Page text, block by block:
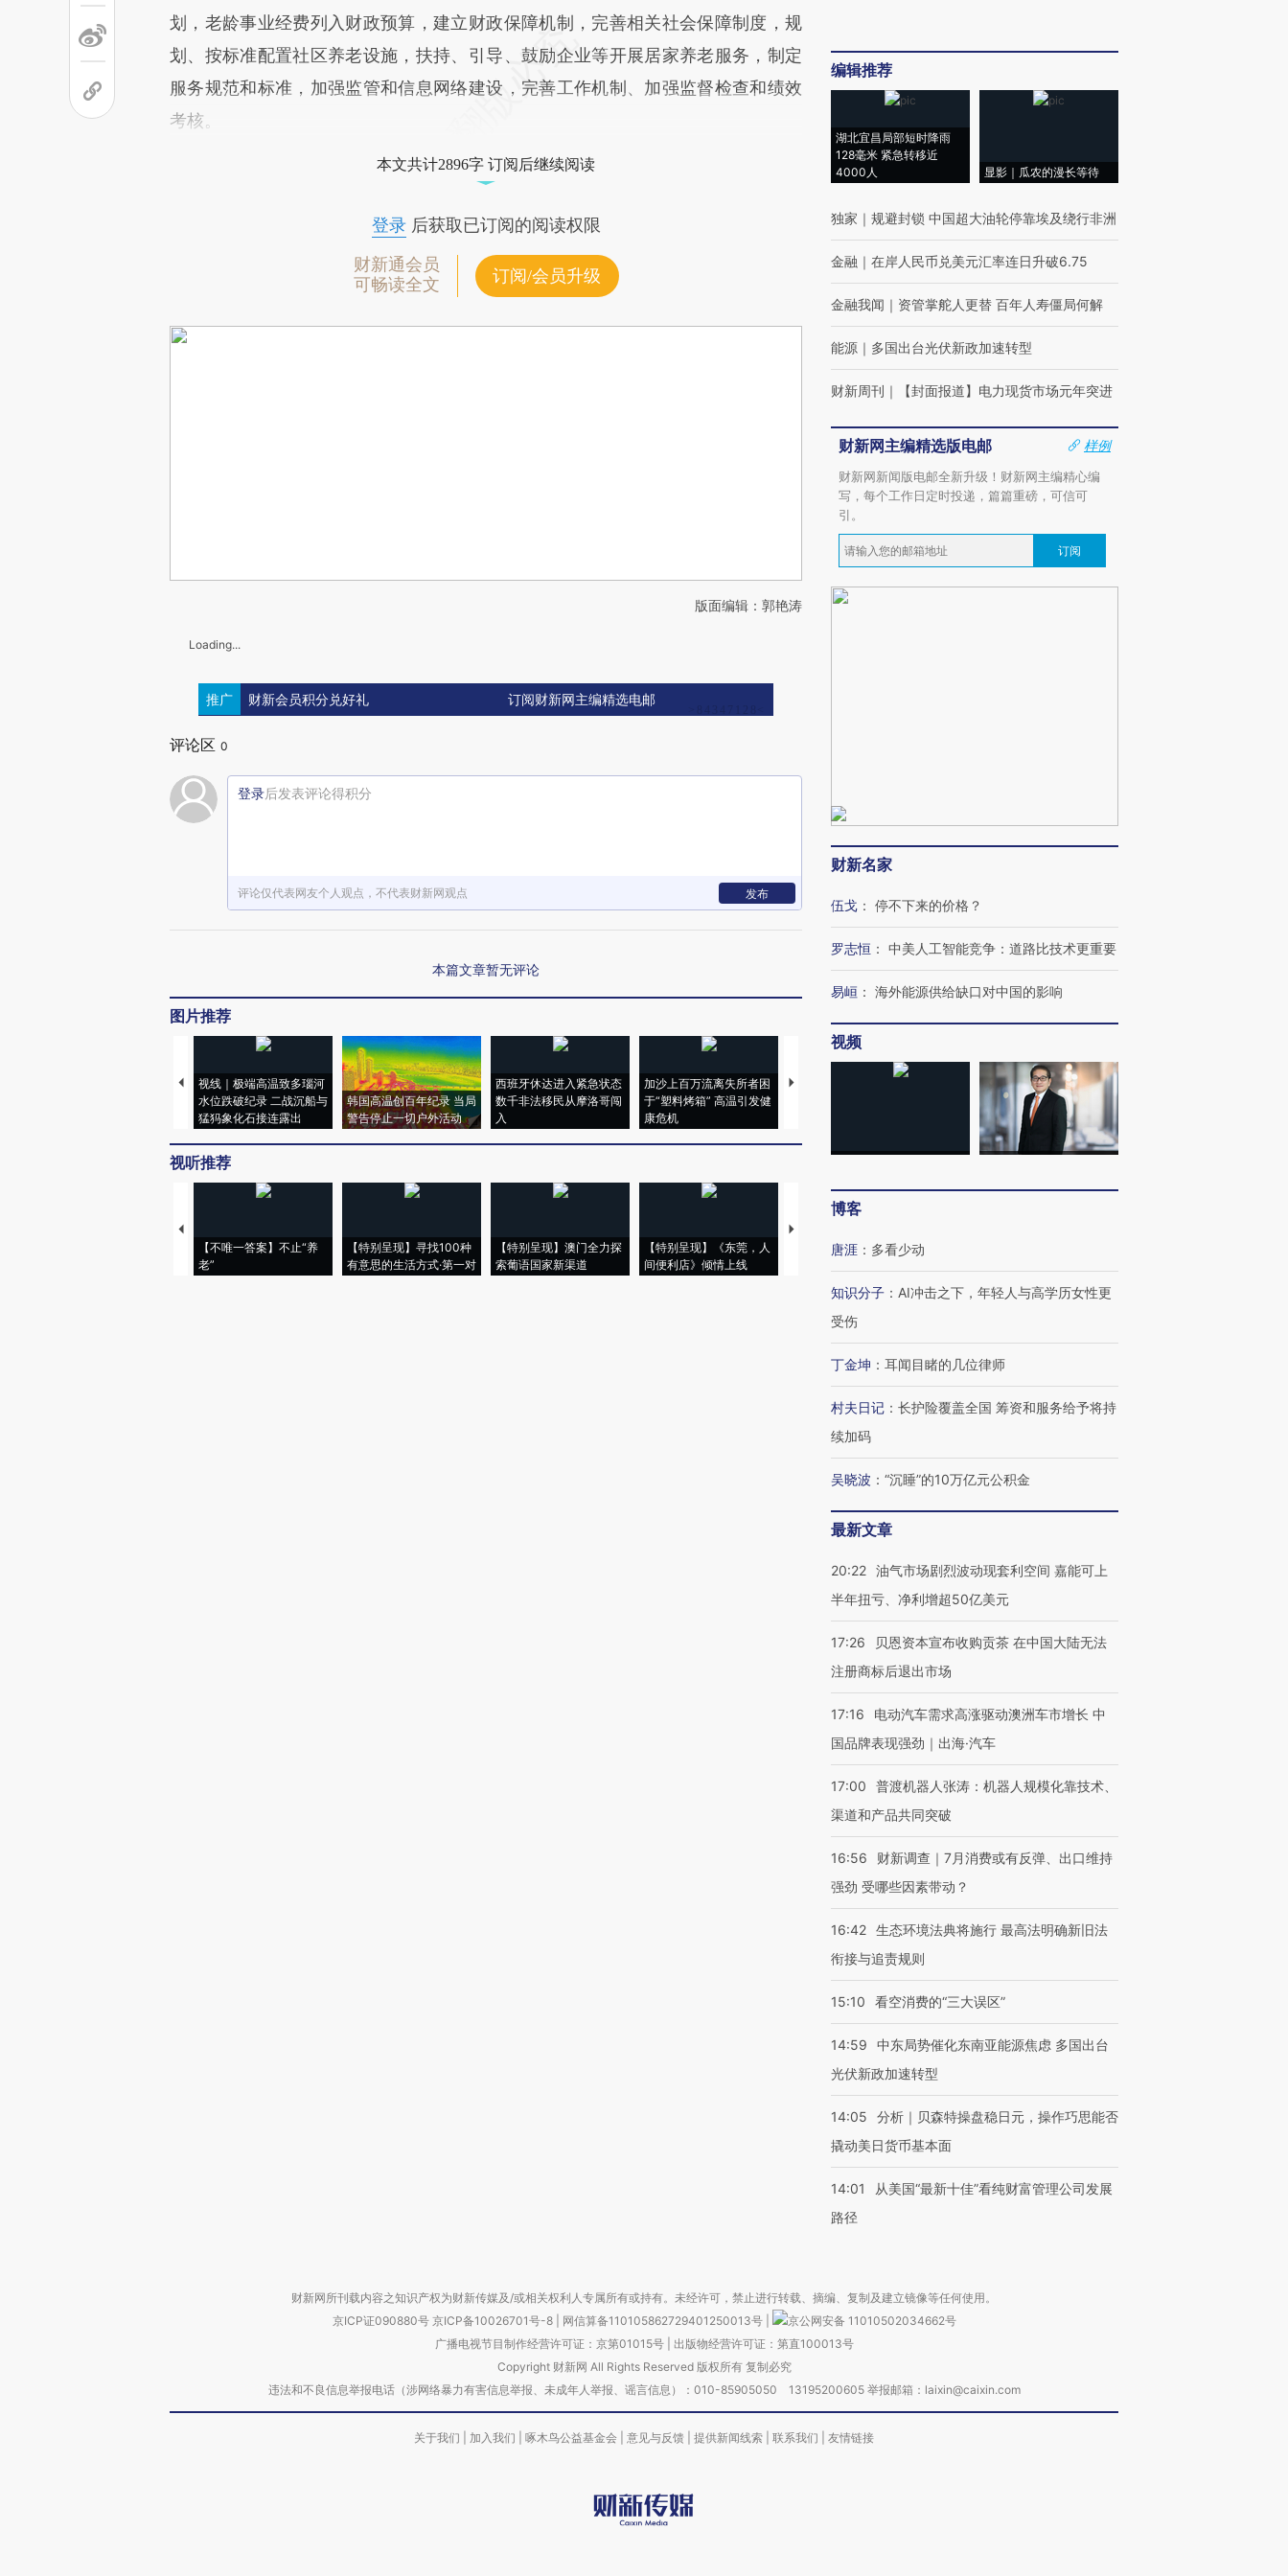
划，老龄事业经费列入财政预算，建立财政保障机制，完善相关社会保障制度，规
划、按标准配置社区养老设施，扶持、引导、鼓励企业等开展居家养老服务，制定
服务规范和标准，加强监管和信息网络建设，完善工作机制、加强监督检查和绩效
考核。
本文共计2896字 订阅后继续阅读
登录后获取已订阅的阅读权限
财新通会员
可畅读全文
订阅/会员升级
版面编辑：郭艳涛
Loading...
推广 财新会员积分兑好礼 订阅财新网主编精选电邮
评论区 0
登录后发表评论得积分
评论仅代表网友个人观点，不代表财新网观点 发布
本篇文章暂无评论
图片推荐
视线｜极端高温致多瑙河
水位跌破纪录 二战沉船与
猛犸象化石接连露出
韩国高温创百年纪录 当局
警告停止一切户外活动
西班牙休达进入紧急状态
数千非法移民从摩洛哥闯
入
加沙上百万流离失所者困
于“塑料烤箱” 高温引发健
康危机
视线｜HYROX的吸金
马航飞行员跨国走私7万
粒摇头丸 尿检体内含3种
视线｜被称为“蟑螂”的印
育部长拱下台
视听推荐
【不唯一答案】不止“养
老”
【特别呈现】寻找100种
有意思的生活方式·第一对
【特别呈现】澳门全力探
索葡语国家新渠道
【特别呈现】《东莞，人
间便利店》倾情上线
【推广】走进第四届链博
会，让数智科技“链”接产
编辑推荐
湖北宜昌局部短时降雨
128毫米 紧急转移近
4000人
显影｜瓜农的漫长等待
独家 ｜ 规避封锁 中国超大油轮停靠埃及绕行非洲
金融 ｜ 在岸人民币兑美元汇率连日升破6.75
金融我闻 ｜ 资管掌舵人更替 百年人寿僵局何解
能源 ｜ 多国出台光伏新政加速转型
财新周刊 ｜ 【封面报道】电力现货市场元年突进
财新网主编精选版电邮
样例
财新网新闻版电邮全新升级！财新网主编精心编
写，每个工作日定时投递，篇篇重磅，可信可
引。
订阅
财新名家
伍戈 ： 停不下来的价格？
罗志恒 ： 中美人工智能竞争：道路比技术更重要
易峘 ： 海外能源供给缺口对中国的影响
视频
博客
唐涯 ： 多看少动
知识分子 ： AI冲击之下，年轻人与高学历女性更
受伤
丁金坤 ： 耳闻目睹的几位律师
村夫日记 ： 长护险覆盖全国 筹资和服务给予将持
续加码
吴晓波 ： “沉睡”的10万亿元公积金
最新文章
20:22 油气市场剧烈波动现套利空间 嘉能可上
半年扭亏、净利增超50亿美元
17:26
贝恩资本宣布收购贡茶 在中国大陆无法
注册商标后退出市场
17:16
电动汽车需求高涨驱动澳洲车市增长 中
国品牌表现强劲｜出海·汽车
17:00
普渡机器人张涛：机器人规模化靠技术、
渠道和产品共同突破
16:56
财新调查｜7月消费或有反弹、出口维持
强劲 受哪些因素带动？
16:42 生态环境法典将施行 最高法明确新旧法
衔接与追责规则
15:10 看空消费的“三大误区”
14:59
中东局势催化东南亚能源焦虑 多国出台
光伏新政加速转型
14:05
分析｜贝森特操盘稳日元，操作巧思能否
撬动美日货币基本面
14:01
从美国“最新十佳”看纯财富管理公司发展
路径
财新网所刊载内容之知识产权为财新传媒及/或相关权利人专属所有或持有。未经许可，禁止进行转载、摘编、复制及建立镜像等任何使用。
京ICP证090880号 京ICP备10026701号-8 网信算备110105862729401250013号
京公网安备 11010502034662号
广播电视节目制作经营许可证：京第01015号| 出版物经营许可证：第直100013号
Copyright 财新网 All Rights Reserved 版权所有 复制必究
违法和不良信息举报电话（涉网络暴力有害信息举报、未成年人举报、谣言信息）：010-85905050 13195200605 举报邮箱：laixin@caixin.com
关于我们 加入我们 啄木鸟公益基金会 意见与反馈 提供新闻线索 联系我们 友情链接